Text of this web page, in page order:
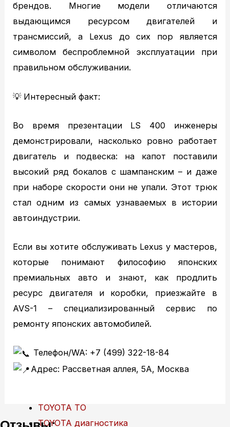
Главная
MITSUBISHI диагностика
TOYOTA ТО
TOYOTA диагностика
брендов. Многие модели отличаются
выдающимся ресурсом двигателей и
трансмиссий, а Lexus до сих пор является
символом беспроблемной эксплуатации при
правильном обслуживании.
💡 Интересный факт:
Во время презентации LS 400 инженеры
демонстрировали, насколько ровно работает
двигатель и подвеска: на капот поставили
высокий ряд бокалов с шампанским – и даже
при наборе скорости они не упали. Этот трюк
стал одним из самых узнаваемых в истории
автоиндустрии.
Если вы хотите обслуживать Lexus у мастеров,
которые понимают философию японских
премиальных авто и знают, как продлить
ресурс двигателя и коробки, приезжайте в
AVS-1 – специализированный сервис по
ремонту японских автомобилей.
Телефон/WA: +7 (499) 322-18-84
Адрес: Рассветная аллея, 5А, Москва